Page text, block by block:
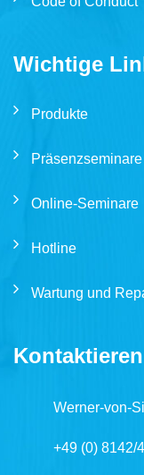
Wichtige
Produkte
Präsenzseminare
Online-Seminare
Hotline
Wartung und
Werner-von-
+49 (0) 8142/